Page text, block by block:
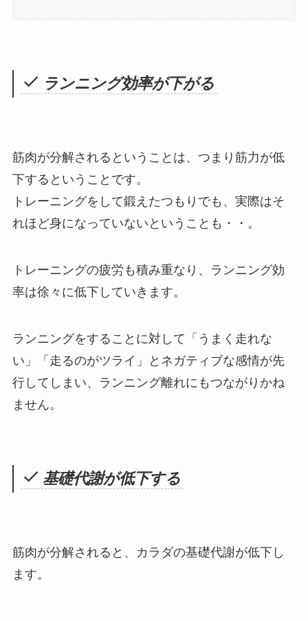
ランニング効率が下がる
筋肉が分解されるということは、つまり筋力が低
下するということです。
トレーニングをして鍛えたつもりでも、実際はそ
れほど身になっていないということも・・。
トレーニングの疲労も積み重なり、ランニング効
率は徐々に低下していきます。
ランニングをすることに対して「うまく走れな
い」「走るのがツライ」とネガティブな感情が先
行してしまい、ランニング離れにもつながりかね
ません。
基礎代謝が低下する
筋肉が分解されると、カラダの基礎代謝が低下し
ます。